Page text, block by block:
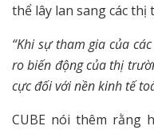
thể lây lan sang các
“Khi sự tham gia của
ro biến động của thị
cực đối với nền kinh tế
CUBE nói thêm rằng